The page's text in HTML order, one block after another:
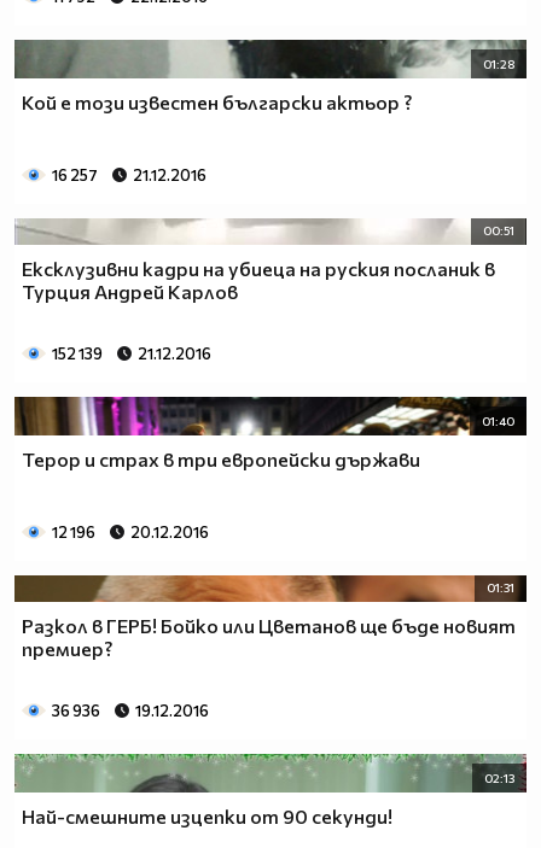
01:28
Кой е този известен български актьор ?
16 257 21.12.2016
00:51
Ексклузивни кадри на убиеца на руския посланик в
Турция Андрей Карлов
152 139 21.12.2016
01:40
Терор и страх в три европейски държави
12 196 20.12.2016
01:31
Разкол в ГЕРБ! Бойко или Цветанов ще бъде новият
премиер?
36 936 19.12.2016
02:13
Най-смешните изцепки от 90 секунди!